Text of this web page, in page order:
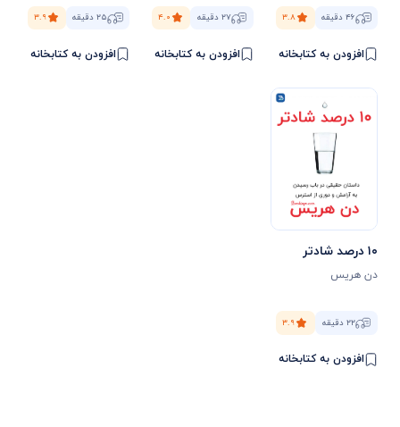
۴۶ دقیقه ۳.۸
افزودن به کتابخانه
۲۷ دقیقه ۴.۰
افزودن به کتابخانه
۲۵ دقیقه ۳.۹
افزودن به کتابخانه
۱۰ درصد شادتر
دن هریس
۲۲ دقیقه ۳.۹
افزودن به کتابخانه